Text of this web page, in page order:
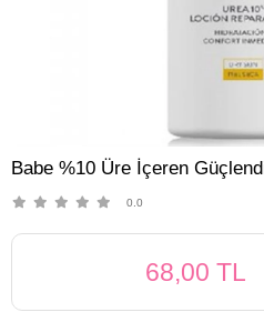
Babe %10 Üre İçeren
0.0
68,00 TL